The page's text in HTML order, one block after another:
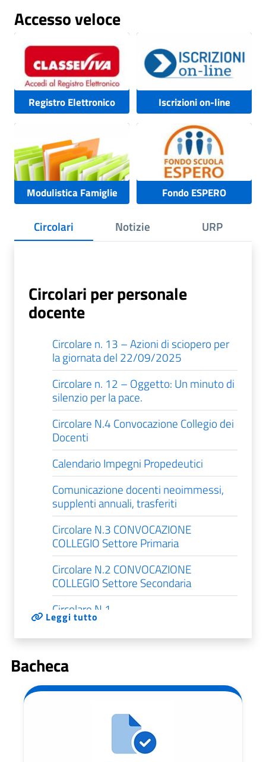
Accesso veloce
Registro Elettronico Iscrizioni on-line
Modulistica Famiglie Fondo ESPERO
Circolari Notizie URP
Circolari per personale
docente
Circolare n. 13 – Azioni di sciopero per
la giornata del 22/09/2025
Circolare n. 12 – Oggetto: Un minuto di
silenzio per la pace.
Circolare N.4 Convocazione Collegio dei
Docenti
Calendario Impegni Propedeutici
Comunicazione docenti neoimmessi,
supplenti annuali, trasferiti
Circolare N.3 CONVOCAZIONE
COLLEGIO Settore Primaria
Circolare N.2 CONVOCAZIONE
COLLEGIO Settore Secondaria
Circolare N.1
Circolari per alunni e famiglie
Leggi tutto
Bacheca